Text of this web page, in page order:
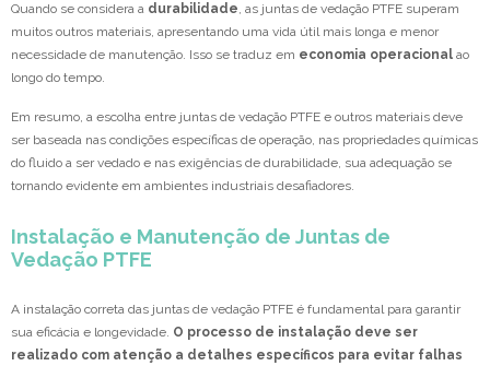
Quando se considera a durabilidade, as juntas de vedação PTFE superam
muitos outros materiais, apresentando uma vida útil mais longa e menor
necessidade de manutenção. Isso se traduz em economia operacional ao
longo do tempo.
Em resumo, a escolha entre juntas de vedação PTFE e outros materiais deve
ser baseada nas condições específicas de operação, nas propriedades químicas
do fluido a ser vedado e nas exigências de durabilidade, sua adequação se
tornando evidente em ambientes industriais desafiadores.
Instalação e Manutenção de Juntas de
Vedação PTFE
A instalação correta das juntas de vedação PTFE é fundamental para garantir
sua eficácia e longevidade. O processo de instalação deve ser
realizado com atenção a detalhes específicos para evitar falhas